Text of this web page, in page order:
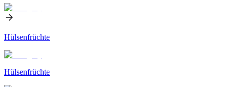
Hülsenfrüchte
Hülsenfrüchte